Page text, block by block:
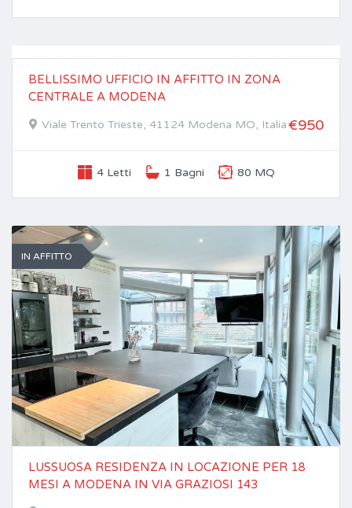
IN AFFITTO
BELLISSIMO UFFICIO IN AFFITTO IN ZONA
CENTRALE A MODENA
Viale Trento Trieste, 41124 Modena MO, Italia€950
4 Letti 1 Bagni 80 MQ
IN AFFITTO
LUSSUOSA RESIDENZA IN LOCAZIONE PER 18
MESI A MODENA IN VIA GRAZIOSI 143